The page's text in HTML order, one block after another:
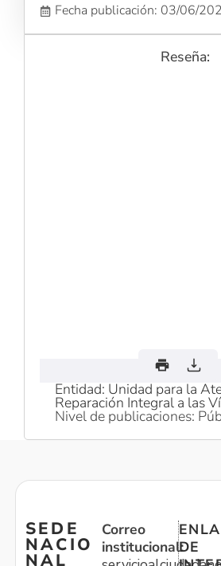
Fecha publicación: 03/06/
Reseña:
Entidad: Unidad para la
Reparación Integral a las
Nivel de publicaciones:
SEDE
NACIO
NAL
Correo
institucional:DE